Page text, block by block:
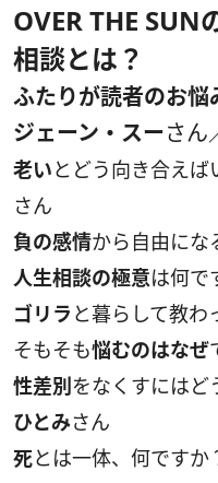
OVER THE SUN
相談とは？
ふたりが読者のお悩
ジェーン・スーさん
老いとどう向き合え
さん
負の感情から自由に
人生相談の極意は何
ゴリラ と暮らして教
そもそも悩むのはなぜ
性差別をなくすには
ひとみさん
死とは一体、何です